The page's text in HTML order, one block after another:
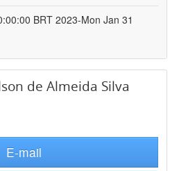
BRT 2023-Mon Jan 31
de Almeida Silva
E-mail